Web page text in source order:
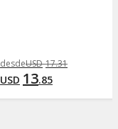
desdeUSD 17.31
USD 13.85